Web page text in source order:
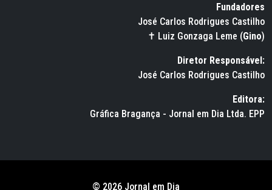
Fundadores
José Carlos Rodrigues Castilho
✝ Luiz Gonzaga Leme (Gino)
Diretor Responsável:
José Carlos Rodrigues Castilho
Editora:
Gráfica Bragança - Jornal em Dia Ltda. EPP
© 2026 Jornal em Dia